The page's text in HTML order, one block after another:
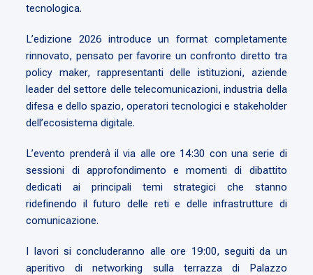
tecnologica.
L’edizione 2026 introduce un format completamente
rinnovato, pensato per favorire un confronto diretto tra
policy maker, rappresentanti delle istituzioni, aziende
leader del settore delle telecomunicazioni, industria della
difesa e dello spazio, operatori tecnologici e stakeholder
dell’ecosistema digitale.
L’evento prenderà il via alle ore 14:30 con una serie di
sessioni di approfondimento e momenti di dibattito
dedicati ai principali temi strategici che stanno
ridefinendo il futuro delle reti e delle infrastrutture di
comunicazione.
I lavori si concluderanno alle ore 19:00, seguiti da un
aperitivo di networking sulla terrazza di Palazzo